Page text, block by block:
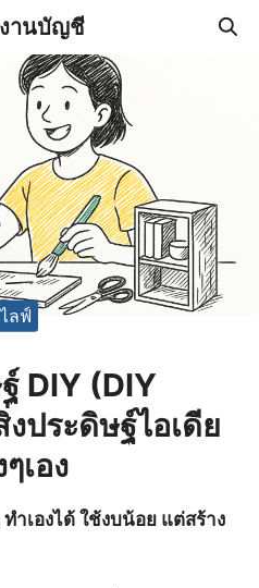
านบัญชี
ไลฟ์
DIY (DIY
ประดิษฐ์ไอเดีย
ๆเอง
ทำเองได้ ใช้งบน้อย แต่สร้าง